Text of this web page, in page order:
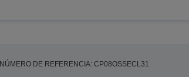
NÚMERO DE REFERENCIA: CP08OSSECL31